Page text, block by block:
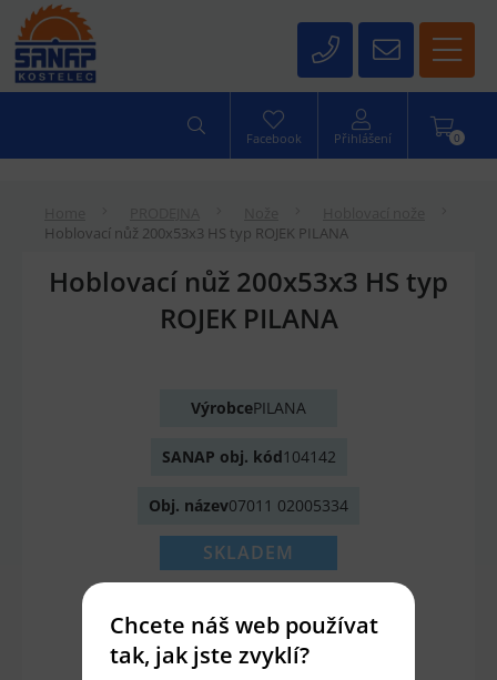
0
Facebook Přihlášení
Hoblovací nůž 200x53x3 HS typ ROJEK PILANA
Hoblovací nůž 200x53x3 HS typ
ROJEK PILANA
VýrobcePILANA
SANAP obj. kód104142
Obj. název07011 02005334
SKLADEM
654 Kč bez DPH
Chcete náš web používat
tak, jak jste zvyklí?